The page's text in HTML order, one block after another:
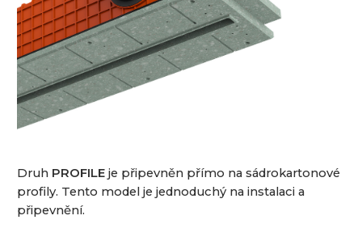
Druh PROFILEje připevněn přímo na sádrokartonové
profily. Tento model je jednoduchý na instalaci a
připevnění.